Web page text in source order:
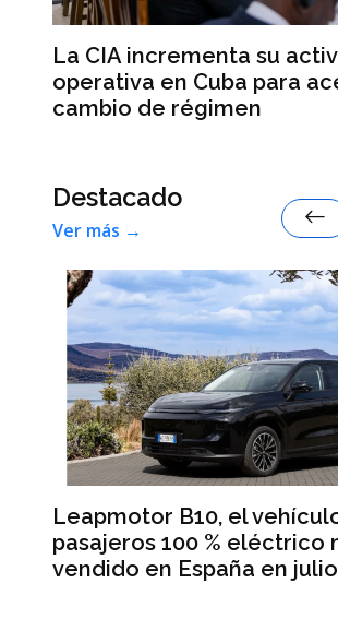
La CIA incrementa su
operativa en Cuba para
cambio de régimen
Destacado
Ver más →
Leapmotor B10, el
pasajeros 100 % eléctrico
vendido en España en julio